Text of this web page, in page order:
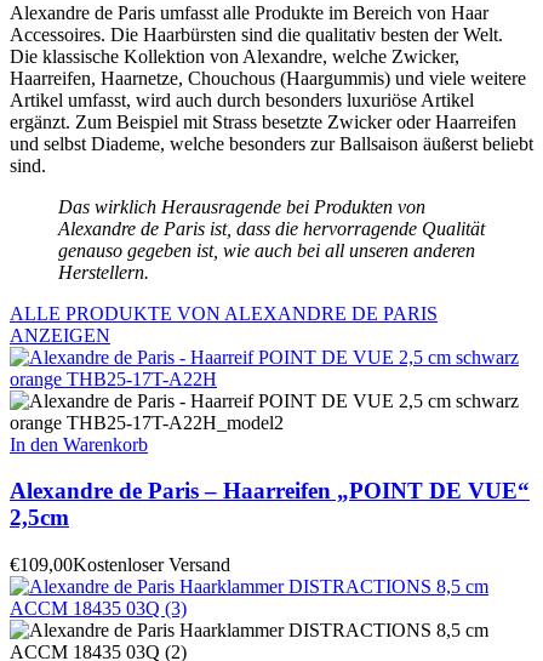
Alexandre de Paris umfasst alle Produkte im Bereich von Haar
Accessoires. Die Haarbürsten sind die qualitativ besten der Welt.
Die klassische Kollektion von Alexandre, welche Zwicker,
Haarreifen, Haarnetze, Chouchous (Haargummis) und viele weitere
Artikel umfasst, wird auch durch besonders luxuriöse Artikel
ergänzt. Zum Beispiel mit Strass besetzte Zwicker oder Haarreifen
und selbst Diademe, welche besonders zur Ballsaison äußerst beliebt
sind.
Das wirklich Herausragende bei Produkten von
Alexandre de Paris ist, dass die hervorragende Qualität
genauso gegeben ist, wie auch bei all unseren anderen
Herstellern.
ALLE PRODUKTE VON ALEXANDRE DE PARIS
ANZEIGEN
In den Warenkorb
Alexandre de Paris – Haarreifen „POINT DE VUE“
2,5cm
€109,00Kostenloser Versand